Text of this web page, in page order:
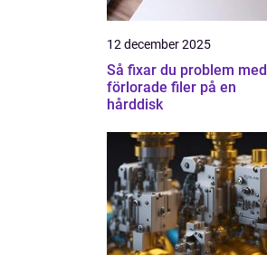
12 december 2025
Så fixar du problem med
förlorade filer på en
hårddisk